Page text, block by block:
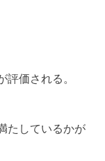
評価される。
たしているかが